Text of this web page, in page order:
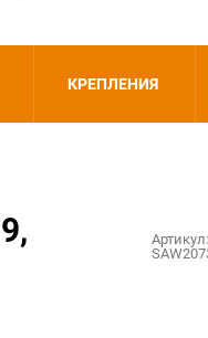
КРЕПЛЕНИЯ
Артикул: